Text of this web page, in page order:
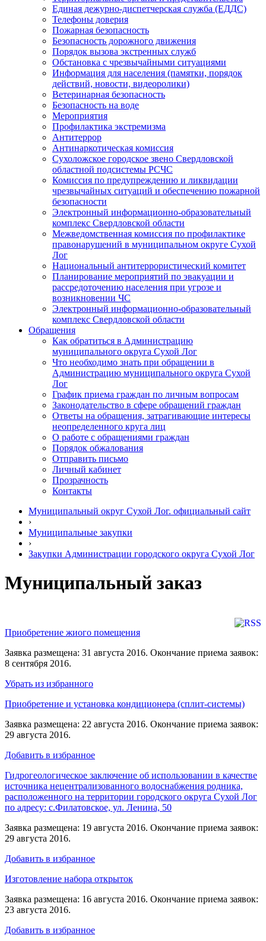
Единая дежурно-диспетчерская служба (ЕДДС)
Телефоны доверия
Пожарная безопасность
Безопасность дорожного движения
Порядок вызова экстренных служб
Обстановка с чрезвычайными ситуациями
Информация для населения (памятки, порядок
действий, новости, видеоролики)
Ветеринарная безопасность
Безопасность на воде
Мероприятия
Профилактика экстремизма
Антитеррор
Антинаркотическая комиссия
Сухоложское городское звено Свердловской
областной подсистемы РСЧС
Комиссия по предупреждению и ликвидации
чрезвычайных ситуаций и обеспечению пожарной
безопасности
Электронный информационно-образовательный
комплекс Cвердловской области
Межведомственная комиссия по профилактике
правонарушений в муниципальном округе Сухой
Лог
Национальный антитеррористический комитет
Планирование мероприятий по эвакуации и
рассредоточению населения при угрозе и
возникновении ЧС
Электронный информационно-образовательный
комплекс Свердловской области
Обращения
Как обратиться в Администрацию
муниципального округа Сухой Лог
Что необходимо знать при обращении в
Администрацию муниципального округа Сухой
Лог
График приема граждан по личным вопросам
Законодательство в сфере обращений граждан
Ответы на обращения, затрагивающие интересы
неопределенного круга лиц
О работе с обращениями граждан
Порядок обжалования
Отправить письмо
Личный кабинет
Прозрачность
Контакты
Муниципальный округ Сухой Лог. официальный сайт
›
Муниципальные закупки
›
Закупки Администрации городского округа Сухой Лог
Муниципальный заказ
Приобретение жиого помещения
Заявка размещена: 31 августа 2016. Окончание приема заявок:
8 сентября 2016.
Убрать из избранного
Приобретение и установка кондиционера (сплит-системы)
Заявка размещена: 22 августа 2016. Окончание приема заявок:
29 августа 2016.
Добавить в избранное
Гидрогеологическое заключение об использовании в качестве
источника нецентрализованного водоснабжения родника,
расположенного на территории городского округа Сухой Лог
по адресу: с.Филатовское, ул. Ленина, 50
Заявка размещена: 19 августа 2016. Окончание приема заявок:
29 августа 2016.
Добавить в избранное
Изготовление набора открыток
Заявка размещена: 16 августа 2016. Окончание приема заявок:
23 августа 2016.
Добавить в избранное